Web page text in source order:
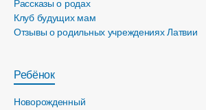
Рассказы о родах
Клуб будущих мам
Отзывы о родильных учреждениях Латвии
Ребёнок
Новорожденный